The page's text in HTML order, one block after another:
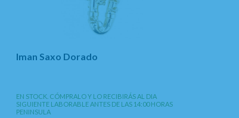
Iman Saxo Dorado
EN STOCK. CÓMPRALO Y LO RECIBIRÁS AL DIA
SIGUIENTE LABORABLE ANTES DE LAS 14:00 HORAS
PENINSULA